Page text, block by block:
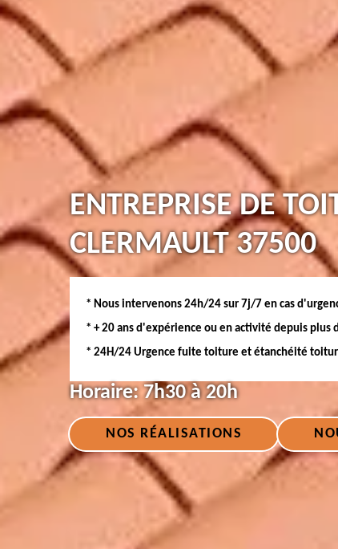
ENTREPRISE DE
CLERMAULT 37500
* Nous intervenons 24h/24 sur 7j/7 en cas
* + 20 ans d'expérience ou en activité depuis plus
* 24H/24 Urgence fuite toiture et étanchéité
Horaire:7h30 à 20h
NOS RÉALISATIONS